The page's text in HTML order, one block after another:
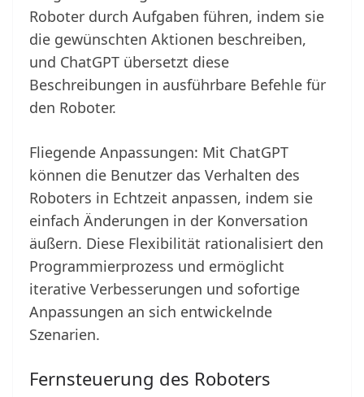
Roboter durch Aufgaben führen, indem sie
die gewünschten Aktionen beschreiben,
und ChatGPT übersetzt diese
Beschreibungen in ausführbare Befehle für
den Roboter.
Fliegende Anpassungen: Mit ChatGPT
können die Benutzer das Verhalten des
Roboters in Echtzeit anpassen, indem sie
einfach Änderungen in der Konversation
äußern. Diese Flexibilität rationalisiert den
Programmierprozess und ermöglicht
iterative Verbesserungen und sofortige
Anpassungen an sich entwickelnde
Szenarien.
Fernsteuerung des Roboters